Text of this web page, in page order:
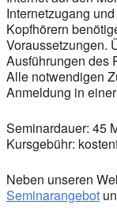
Internetzugang
Kopfhörern
Voraussetzungen.
Ausführungen des
Alle notwendigen
Anmeldung in
Seminardauer: 45
Kursgebühr:
Neben unseren
Seminarangebot